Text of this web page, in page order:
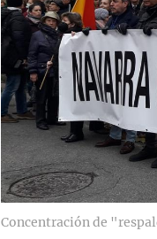
Concentración de